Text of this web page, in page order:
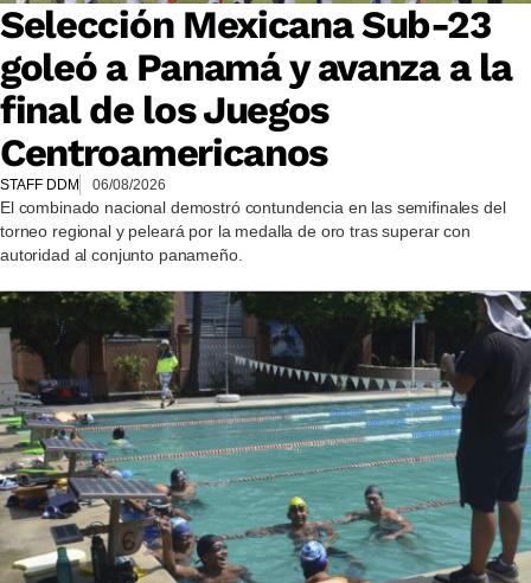
Selección Mexicana Sub-23
goleó a Panamá y avanza a la
final de los Juegos
Centroamericanos
STAFF DDM 06/08/2026
El combinado nacional demostró contundencia en las semifinales del
torneo regional y peleará por la medalla de oro tras superar con
autoridad al conjunto panameño.